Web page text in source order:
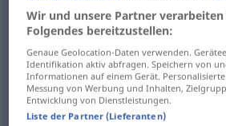
Beispiele
togoout (working) assb[sth]
alsjemand[etwas] gehen
Wir und unsere Partner
Folgendes bereitzustellen:
Genaue Geolocation-Daten verwenden.
Identifikation aktiv abfragen. Speichern von
Informationen auf einem Gerät.
Messung von Werbung und Inhalten,
Entwicklung von Dienstleistungen.
Liste der Partner (Lieferanten)